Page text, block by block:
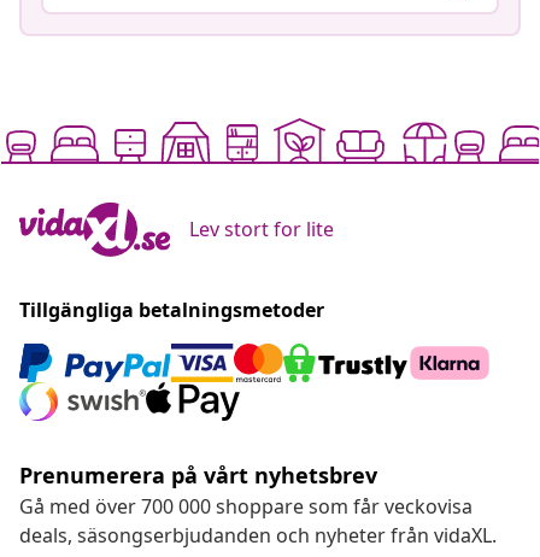
Lev stort for lite
Tillgängliga betalningsmetoder
Prenumerera på vårt nyhetsbrev
Gå med över 700 000 shoppare som får veckovisa
deals, säsongserbjudanden och nyheter från vidaXL.